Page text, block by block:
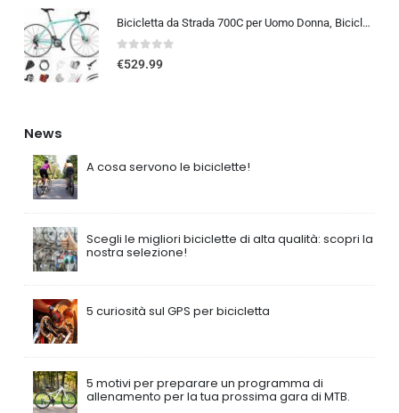
Bicicletta da Strada 700C per Uomo Donna, Bicicletta da Corsa con Freno a Disco 24/27/30 velocità, Telaio in Acciaio ad Al…
0out of 5
€529.99
News
A cosa servono le biciclette!
Scegli le migliori biciclette di alta qualità: scopri la
nostra selezione!
5 curiosità sul GPS per bicicletta
5 motivi per preparare un programma di
allenamento per la tua prossima gara di MTB.